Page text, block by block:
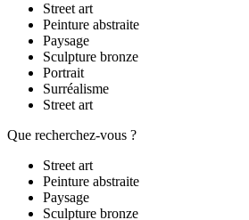
Street art
Peinture abstraite
Paysage
Sculpture bronze
Portrait
Surréalisme
Street art
Que recherchez-vous ?
Street art
Peinture abstraite
Paysage
Sculpture bronze